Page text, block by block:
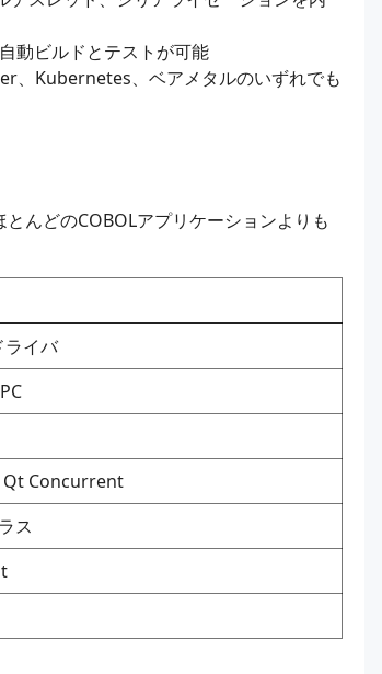
動ビルドとテストが可能
、Kubernetes、ベアメタルのいずれでも
んどのCOBOLアプリケーションよりも
ライバ
Qt Concurrent
ス